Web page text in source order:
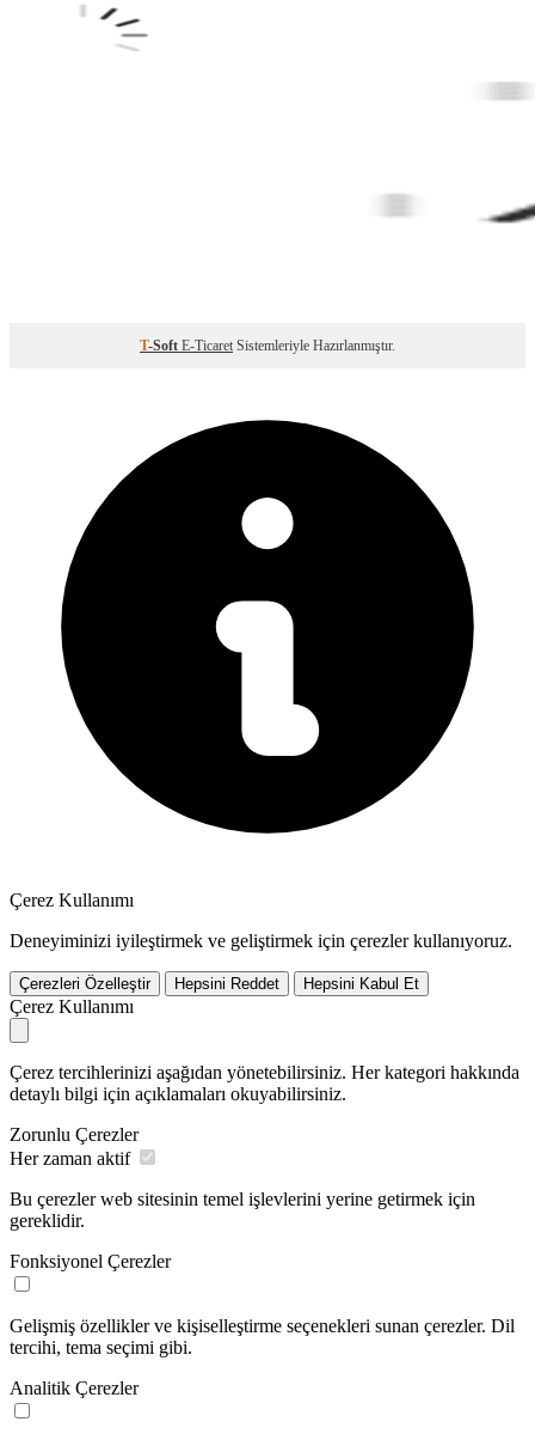
T-Soft E-Ticaret Sistemleriyle Hazırlanmıştır.
Çerez Kullanımı
Deneyiminizi iyileştirmek ve geliştirmek için çerezler kullanıyoruz.
Çerezleri Özelleştir Hepsini Reddet Hepsini Kabul Et
Çerez Kullanımı
Çerez tercihlerinizi aşağıdan yönetebilirsiniz. Her kategori hakkında
detaylı bilgi için açıklamaları okuyabilirsiniz.
Zorunlu Çerezler
Her zaman aktif
Bu çerezler web sitesinin temel işlevlerini yerine getirmek için
gereklidir.
Fonksiyonel Çerezler
Gelişmiş özellikler ve kişiselleştirme seçenekleri sunan çerezler. Dil
tercihi, tema seçimi gibi.
Analitik Çerezler